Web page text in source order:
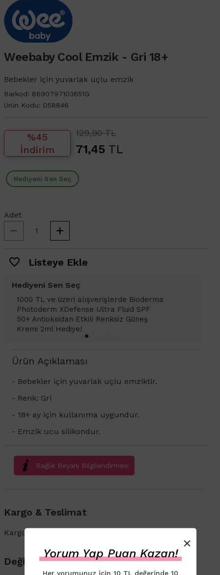
Weebaby Cool Emzik - Gri 18+
Bebekler için yuvarlak uçlu emzik
Barkod: 8690797103651G
Ürün Kodu: D58846
%45
İndirim
129,90 TL
71,45 TL
Hediyeni Sen Seç
Adet
Listeye Ekle
Hediyeni Sen Seç
1000 TL ve üzeri alışverişlerinizde
Bioderma Photoderm XDefense Ultra
Fluid SPF 50+ Antioksidan Renkli Güneş
Kremi Light 2ml hediye!
Ürün Açıklaması
- Bebekler için yuvarlak uçlu emziktir.
- Renk: Gri
- 18+ ay için kullanıma uygundur.
- Emzik ucu silikondur.
Sağlık Beyanı Bilgilendirmesi
Kargo & Teslimat
Kargo ve İade süreçleriyle ilgili bilgi için
Değişim & İade
×
Yorum Yap Puan Kazan!
Her yorumunuz için 10 TL değerinde 10